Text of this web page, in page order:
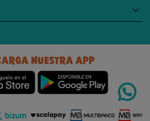
keyboard_arrow_down
NUESTRA APP